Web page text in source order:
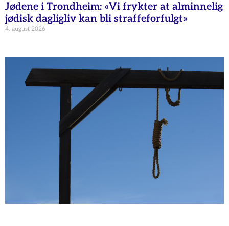
Jødene i Trondheim: «Vi frykter at alminnelig
jødisk dagligliv kan bli straffeforfulgt»
4. august 2026